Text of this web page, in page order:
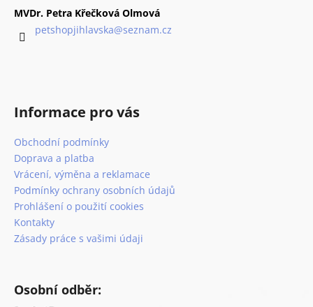
p
r
MVDr. Petra Křečková Olmová
petshopjihlavska@seznam.cz
Informace pro vás
Obchodní podmínky
Doprava a platba
Vrácení, výměna a reklamace
Podmínky ochrany osobních údajů
Prohlášení o použití cookies
Kontakty
Zásady práce s vašimi údaji
Osobní odběr: